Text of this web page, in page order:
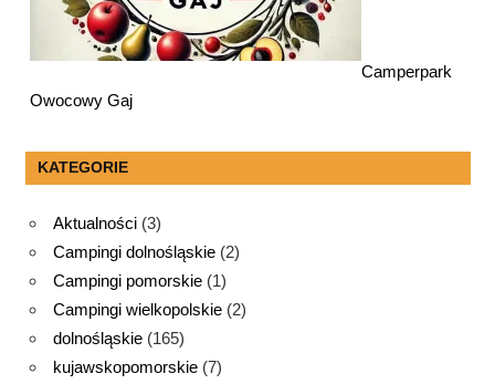
Camperpark
Owocowy Gaj
KATEGORIE
Aktualności (3)
Campingi dolnośląskie (2)
Campingi pomorskie (1)
Campingi wielkopolskie (2)
dolnośląskie (165)
kujawskopomorskie (7)